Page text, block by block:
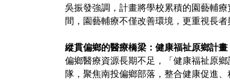
吳振發強調，計畫將學校累積的園藝輔
間，園藝輔療不僅改善環境，更重視長者
縱貫偏鄉的醫療橋梁：健康福祉原鄉計畫
偏鄉醫療資源長期不足，「健康福祉原
隊，聚焦南投偏鄉部落，整合健康促進